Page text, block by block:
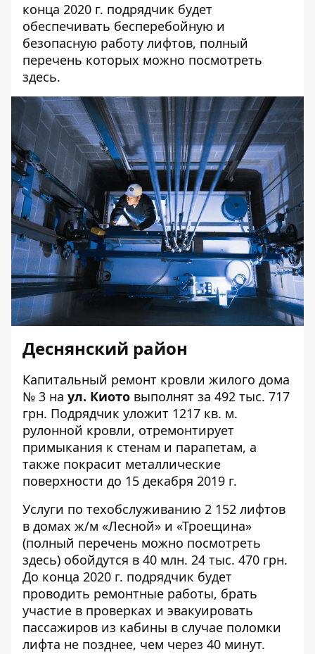
конца 2020 г. подрядчик будет
обеспечивать бесперебойную и
безопасную работу лифтов, полный
перечень которых можно посмотреть
здесь.
Деснянский район
Капитальный ремонт кровли жилого дома
№ 3 на ул. Киото выполнят за 492 тыс. 717
грн. Подрядчик уложит 1217 кв. м.
рулонной кровли, отремонтирует
примыкания к стенам и парапетам, а
также покрасит металлические
поверхности до 15 декабря 2019 г.
Услуги по техобслуживанию 2 152 лифтов
в домах ж/м «Лесной» и «Троещина»
(полный перечень можно посмотреть
здесь) обойдутся в 40 млн. 24 тыс. 470 грн.
До конца 2020 г. подрядчик будет
проводить ремонтные работы, брать
участие в проверках и эвакуировать
пассажиров из кабины в случае поломки
лифта не позднее, чем через 40 минут.